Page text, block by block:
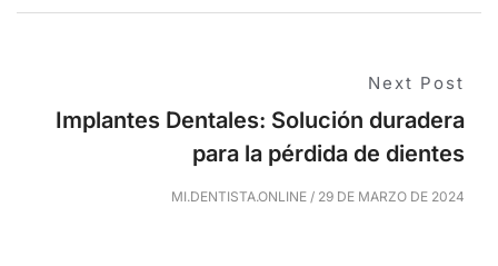
Next Post
Implantes Dentales: Solución duradera
para la pérdida de dientes
MI.DENTISTA.ONLINE / 29 DE MARZO DE 2024